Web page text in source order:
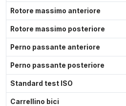
Rotore massimo anteriore
Rotore massimo posteriore
Perno passante anteriore
Perno passante posteriore
Standard test ISO
Carrellino bici